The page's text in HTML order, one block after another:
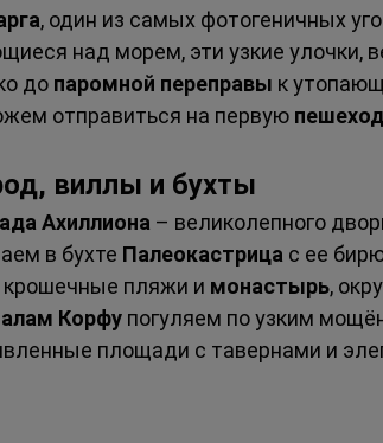
, один из самых фотогеничных
над морем, эти узкие улочки,
до паромной переправы к
отправиться на первую
виллы и бухты
Ахиллиона – великолепного
в бухте Палеокастрица с ее
пляжи и монастырь,
Корфу погуляем по узким
площади с тавернами и